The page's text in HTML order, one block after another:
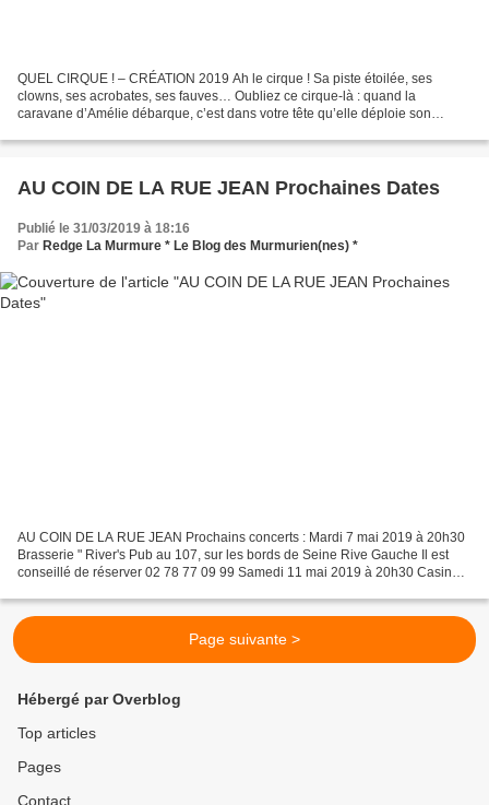
QUEL CIRQUE ! – CRÉATION 2019 Ah le cirque ! Sa piste étoilée, ses
clowns, ses acrobates, ses fauves… Oubliez ce cirque-là : quand la
caravane d’Amélie débarque, c’est dans votre tête qu’elle déploie son
AU COIN DE LA RUE JEAN Prochaines Dates
Publié le 31/03/2019 à 18:16
Par Redge La Murmure * Le Blog des Murmurien(nes) *
AU COIN DE LA RUE JEAN Prochains concerts : Mardi 7 mai 2019 à 20h30
Brasserie " River's Pub au 107, sur les bords de Seine Rive Gauche Il est
conseillé de réserver 02 78 77 09 99 Samedi 11 mai 2019 à 20h30 Casino
Page suivante >
Hébergé par Overblog
Top articles
Pages
Contact